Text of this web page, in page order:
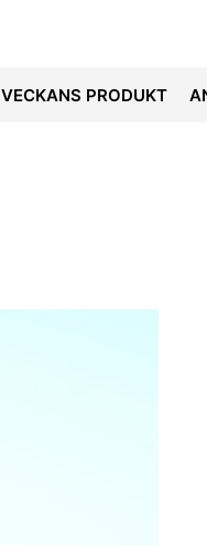
VECKANS PRODUKT